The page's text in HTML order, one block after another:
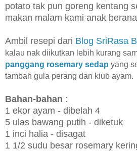
potato tak pun goreng kentang
makan malam kami anak
Ambil resepi dari Blog SriRasa
kalau nak diikutkan lebih kurang
panggang rosemary sedap yang
tambah gula perang dan kiub ayam.
Bahan-bahan :
1 ekor ayam - dibelah 4
5 ulas bawang putih - diketuk
1 inci halia - disagat
1 1/2 sudu besar rosemary